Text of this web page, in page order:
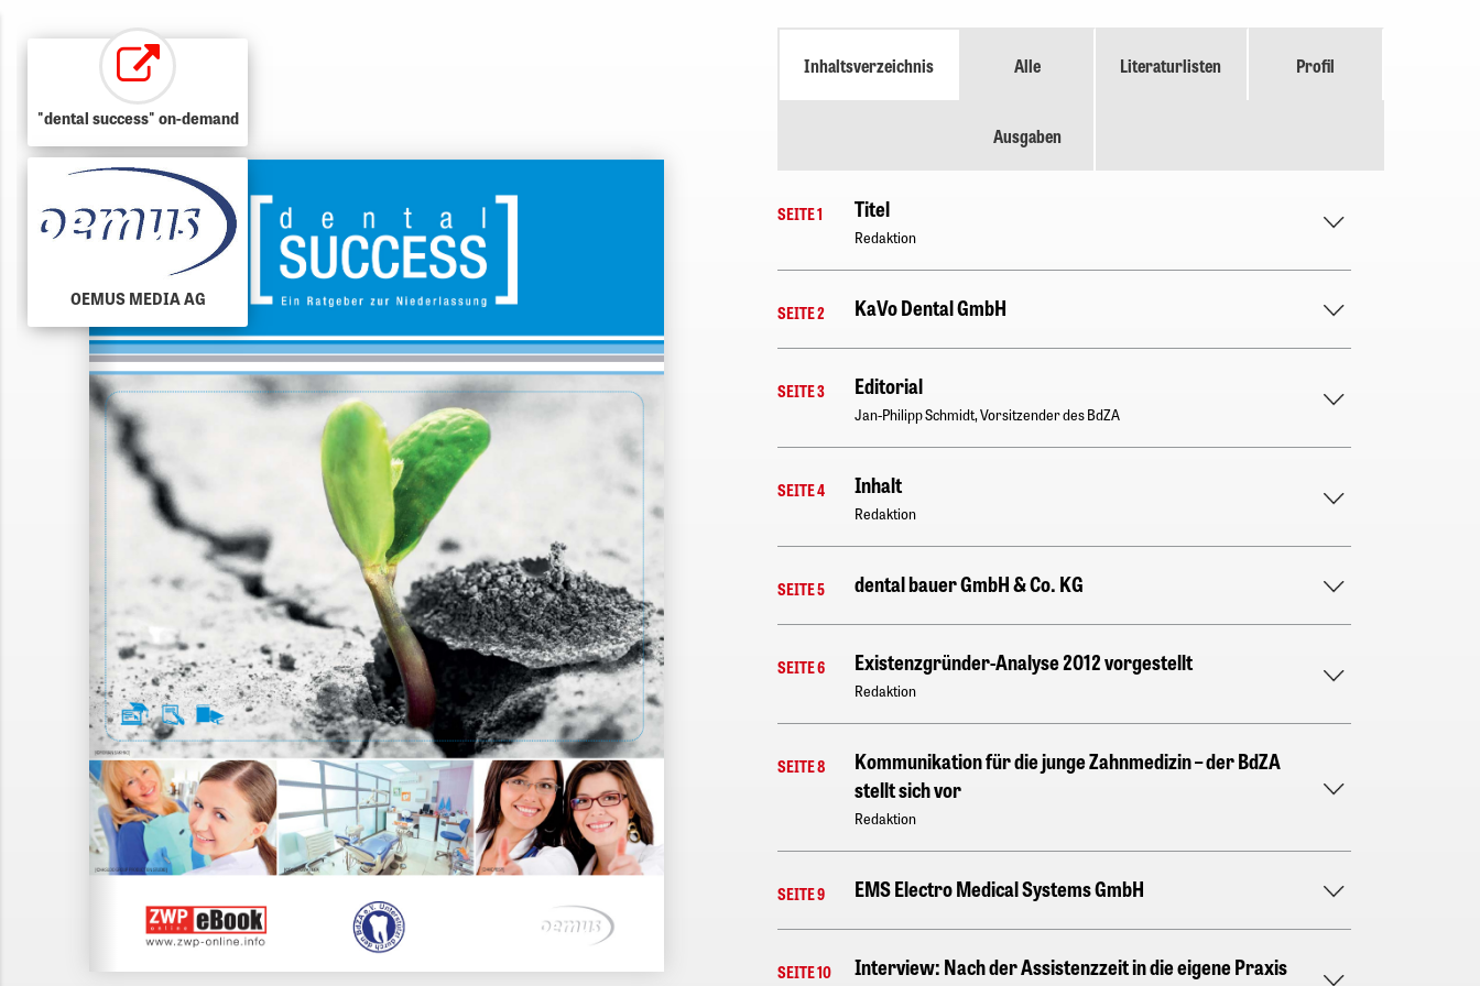
Inhaltsverzeichnis Alle
Ausgaben
Literaturlisten Profil
SEITE 1 Titel
Redaktion
SEITE 2 KaVo Dental GmbH
SEITE 3 Editorial
Jan-Philipp Schmidt, Vorsitzender des BdZA
SEITE 4 Inhalt
Redaktion
SEITE 5 dental bauer GmbH & Co. KG
SEITE 6 Existenzgründer-Analyse 2012 vorgestellt
Redaktion
SEITE 8
Kommunikation für die junge Zahnmedizin – der BdZA
stellt sich vor
Redaktion
SEITE 9 EMS Electro Medical Systems GmbH
SEITE 10 Interview: Nach der Assistenzzeit in die eigene Praxis
"dental success" on-demand
OEMUS MEDIA AG